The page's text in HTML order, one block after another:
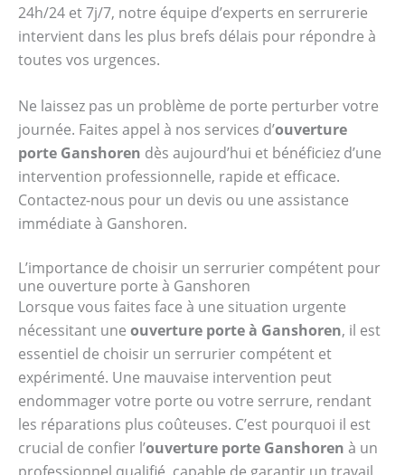
24h/24 et 7j/7, notre équipe d’experts en serrurerie
intervient dans les plus brefs délais pour répondre à
toutes vos urgences.
Ne laissez pas un problème de porte perturber votre
journée. Faites appel à nos services d’ouverture
porte Ganshoren dès aujourd’hui et bénéficiez d’une
intervention professionnelle, rapide et efficace.
Contactez-nous pour un devis ou une assistance
immédiate à Ganshoren.
L’importance de choisir un serrurier compétent pour
une ouverture porte à Ganshoren
Lorsque vous faites face à une situation urgente
nécessitant une ouverture porte à Ganshoren, il est
essentiel de choisir un serrurier compétent et
expérimenté. Une mauvaise intervention peut
endommager votre porte ou votre serrure, rendant
les réparations plus coûteuses. C’est pourquoi il est
crucial de confier l’ouverture porte Ganshoren à un